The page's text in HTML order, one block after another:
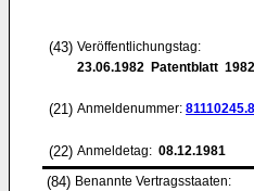
(43) Veröffentlichungstag:
23.06.1982 Patentblatt
(21) Anmeldenummer: 81110245.8
(22) Anmeldetag: 08.12.1981
(84) Benannte Vertragsstaaten: